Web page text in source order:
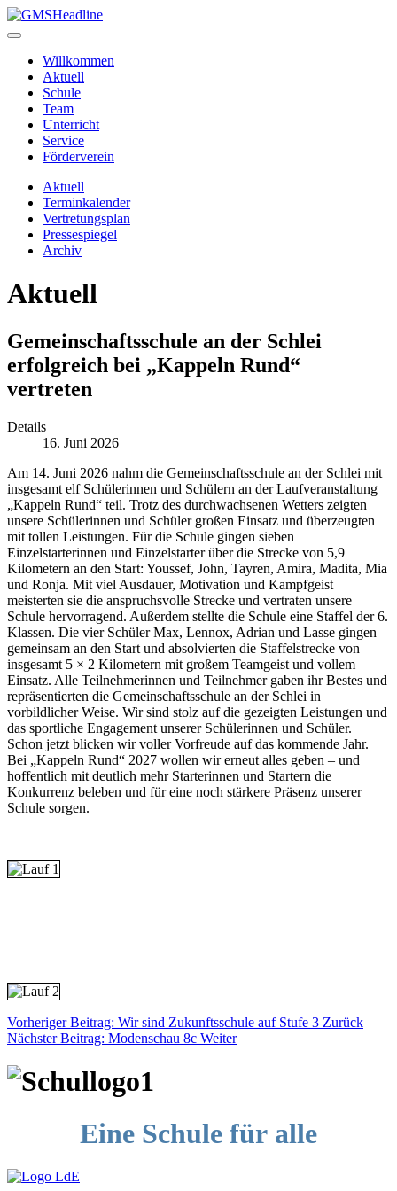
Willkommen
Aktuell
Schule
Team
Unterricht
Service
Förderverein
Aktuell
Terminkalender
Vertretungsplan
Pressespiegel
Archiv
Aktuell
Gemeinschaftsschule an der Schlei
erfolgreich bei „Kappeln Rund“
vertreten
Details
16. Juni 2026
Am 14. Juni 2026 nahm die Gemeinschaftsschule an der Schlei mit
insgesamt elf Schülerinnen und Schülern an der Laufveranstaltung
„Kappeln Rund“ teil. Trotz des durchwachsenen Wetters zeigten
unsere Schülerinnen und Schüler großen Einsatz und überzeugten
mit tollen Leistungen. Für die Schule gingen sieben
Einzelstarterinnen und Einzelstarter über die Strecke von 5,9
Kilometern an den Start: Youssef, John, Tayren, Amira, Madita, Mia
und Ronja. Mit viel Ausdauer, Motivation und Kampfgeist
meisterten sie die anspruchsvolle Strecke und vertraten unsere
Schule hervorragend. Außerdem stellte die Schule eine Staffel der 6.
Klassen. Die vier Schüler Max, Lennox, Adrian und Lasse gingen
gemeinsam an den Start und absolvierten die Staffelstrecke von
insgesamt 5 × 2 Kilometern mit großem Teamgeist und vollem
Einsatz. Alle Teilnehmerinnen und Teilnehmer gaben ihr Bestes und
repräsentierten die Gemeinschaftsschule an der Schlei in
vorbildlicher Weise. Wir sind stolz auf die gezeigten Leistungen und
das sportliche Engagement unserer Schülerinnen und Schüler.
Schon jetzt blicken wir voller Vorfreude auf das kommende Jahr.
Bei „Kappeln Rund“ 2027 wollen wir erneut alles geben – und
hoffentlich mit deutlich mehr Starterinnen und Startern die
Konkurrenz beleben und für eine noch stärkere Präsenz unserer
Schule sorgen.
Vorheriger Beitrag: Wir sind Zukunftsschule auf Stufe 3 Zurück
Nächster Beitrag: Modenschau 8c Weiter
Eine Schule für alle